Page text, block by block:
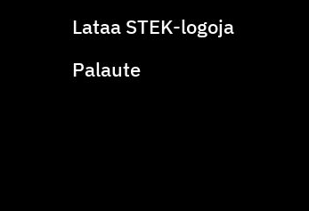
Lataa STEK-logoja
Palaute